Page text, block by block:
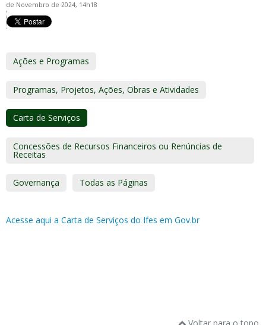
de Novembro de 2024, 14h18
Ações e Programas
Programas, Projetos, Ações, Obras e Atividades
Carta de Serviços
Concessões de Recursos Financeiros ou Renúncias de
Receitas
Governança Todas as Páginas
Acesse aqui a Carta de Serviços do Ifes em Gov.br